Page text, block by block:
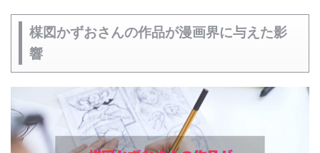
楳図かずおさんの作品が漫画界に与えた影
響